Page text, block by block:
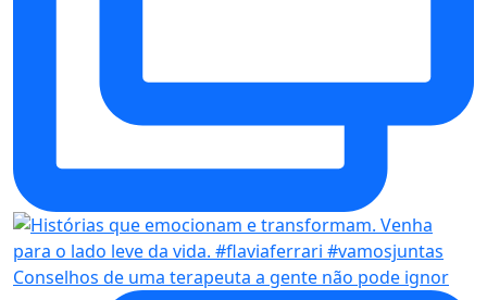
Conselhos de uma terapeuta a gente não pode ignor